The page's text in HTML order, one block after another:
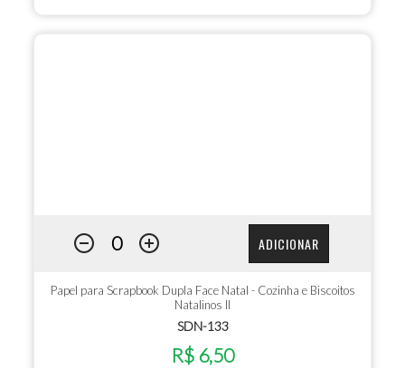
ADICIONAR
Papel para Scrapbook Dupla Face Natal - Cozinha e Biscoitos
Natalinos II
SDN-133
R$ 6,50